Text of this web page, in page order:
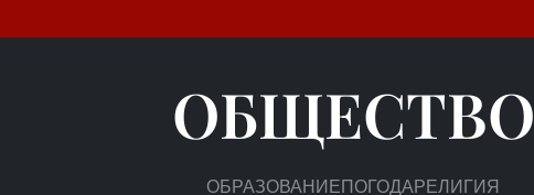
ОБЩЕСТВО
ОБРАЗОВАНИЕПОГОДАРЕЛИГИЯ